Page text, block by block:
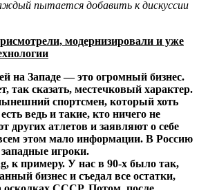
пытается добавить к дискуссии
модернизировали и уже
на Западе — это огромный бизнес.
так сказать, местечковый характер.
спортсмен, который хоть
ведь и такие, кто ничего не
других атлетов и заявляют о себе
этом мало информации. В Россию
игроки.
к примеру. У нас в 90-х было так,
бизнес и съедал все остатки,